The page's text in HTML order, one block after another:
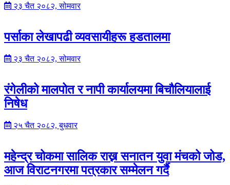
२३ चैत २०८२, सोमवार
पर्साका लेखापढी व्यवसायीहरू हडतालमा
२३ चैत २०८२, सोमवार
रंगेलीको मालपोत र नापी कार्यालयमा बिचौलियालाई
निषेध
२५ चैत २०८२, बुधवार
महेन्द्र चोकमा सालिक राख्न सनातन युवा मंचको जोड,
आज विराटनगरमा पत्रकार सम्मेलन गर्दै